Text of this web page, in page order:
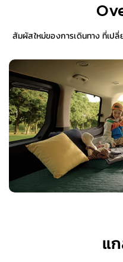
สัมผัสใหม่ของการเดินทาง ที่เป
แ